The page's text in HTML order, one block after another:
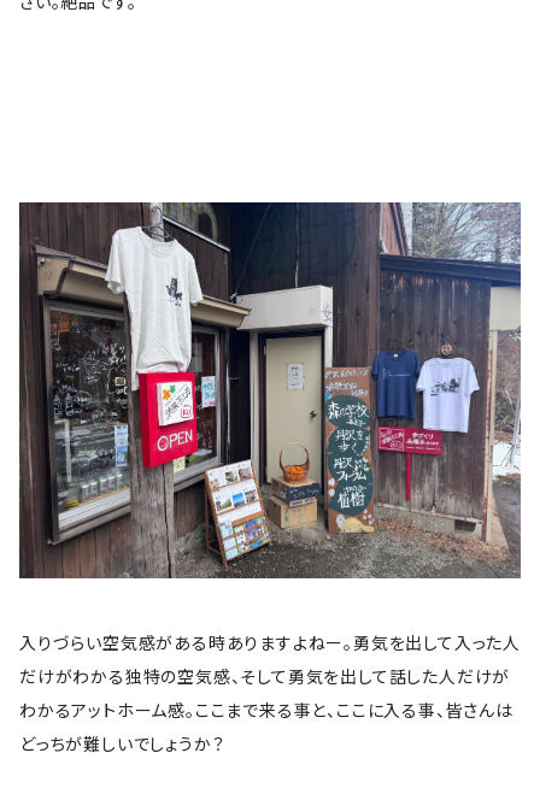
入りづらい空気感がある時ありますよねー。勇気を出して入った人
だけがわかる独特の空気感、そして勇気を出して話した人だけが
わかるアットホーム感。ここまで来る事と、ここに入る事、皆さんは
どっちが難しいでしょうか？